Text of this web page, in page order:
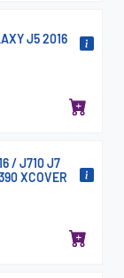
J5 2016
/ J710 J7
XCOVER